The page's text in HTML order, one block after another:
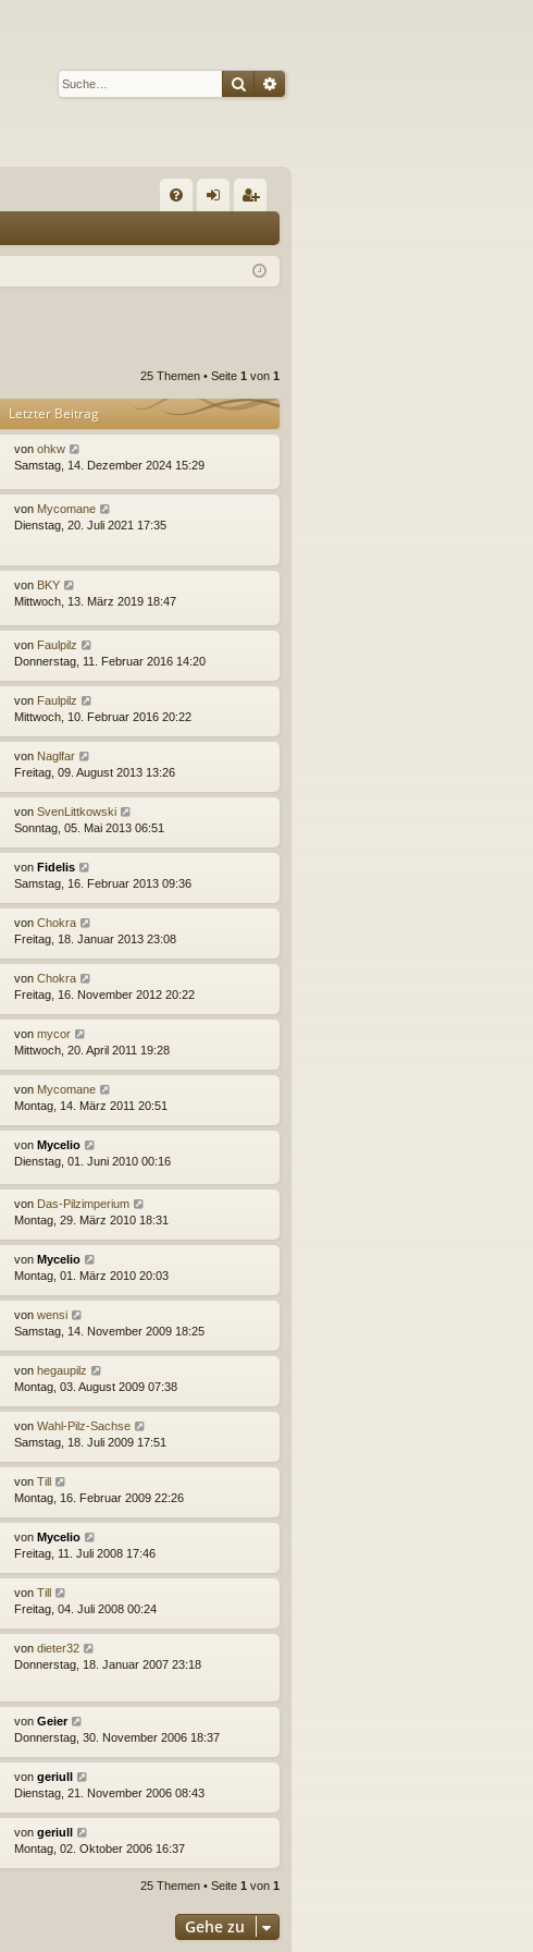
SucheErweiterte Suche
Q m ist
25 Themen • Seite 1 von 1
Letzter Beitrag
von ohkw
Samstag, 14. Dezember 2024 15:29
von Mycomane
Dienstag, 20. Juli 2021 17:35
von BKY
Mittwoch, 13. März 2019 18:47
von Faulpilz
Donnerstag, 11. Februar 2016 14:20
von Faulpilz
Mittwoch, 10. Februar 2016 20:22
von Naglfar
Freitag, 09. August 2013 13:26
von SvenLittkowski
Sonntag, 05. Mai 2013 06:51
von Fidelis
Samstag, 16. Februar 2013 09:36
von Chokra
Freitag, 18. Januar 2013 23:08
von Chokra
Freitag, 16. November 2012 20:22
von mycor
Mittwoch, 20. April 2011 19:28
von Mycomane
Montag, 14. März 2011 20:51
von Mycelio
Dienstag, 01. Juni 2010 00:16
von Das-Pilzimperium
Montag, 29. März 2010 18:31
von Mycelio
Montag, 01. März 2010 20:03
von wensi
Samstag, 14. November 2009 18:25
von hegaupilz
Montag, 03. August 2009 07:38
von Wahl-Pilz-Sachse
Samstag, 18. Juli 2009 17:51
von Till
Montag, 16. Februar 2009 22:26
von Mycelio
Freitag, 11. Juli 2008 17:46
von Till
Freitag, 04. Juli 2008 00:24
von dieter32
Donnerstag, 18. Januar 2007 23:18
von Geier
Donnerstag, 30. November 2006 18:37
von geriull
Dienstag, 21. November 2006 08:43
von geriull
Montag, 02. Oktober 2006 16:37
25 Themen • Seite 1 von 1
Gehe zu